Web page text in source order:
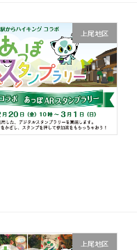
上尾地区
上尾地区